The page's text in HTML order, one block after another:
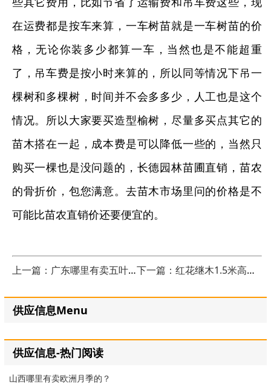
在运费都是按车来算，一车树苗就是一车树苗的价
格，无论你装多少都算一车，当然也是不能超重
了，吊车费是按小时来算的，所以同等情况下吊一
棵树和多棵树，时间并不会多多少，人工也是这个
情况。所以大家要买造型榆树，尽量多买点其它的
苗木搭在一起，成本费是可以降低一些的，当然只
购买一棵也是没问题的，长德园林苗圃直销，苗农
的骨折价，包您满意。去苗木市场里问的价格是不
可能比苗农直销价还要便宜的。
上一篇：广东哪里有卖五叶地锦的？ 下一篇：红花继木1.5米高多少钱一棵
供应信息Menu
供应信息-热门阅读
山西哪里有卖欧洲月季的？